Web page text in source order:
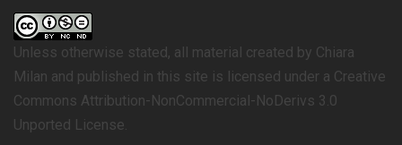
Unless otherwise stated, all material created by Chiara
Milan and published in this site is licensed under a Creative
Commons Attribution-NonCommercial-NoDerivs 3.0
Unported License.